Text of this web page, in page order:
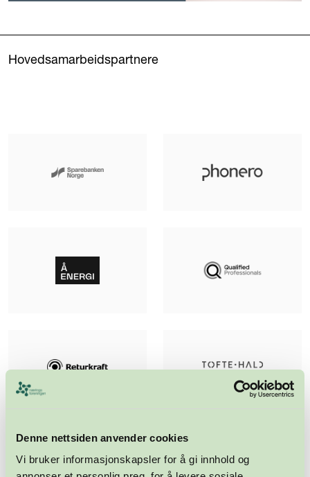
Denne nettsiden anvender cookies
Vi bruker informasjonskapsler for å gi innhold og
Hovedsamarbeidspartnere